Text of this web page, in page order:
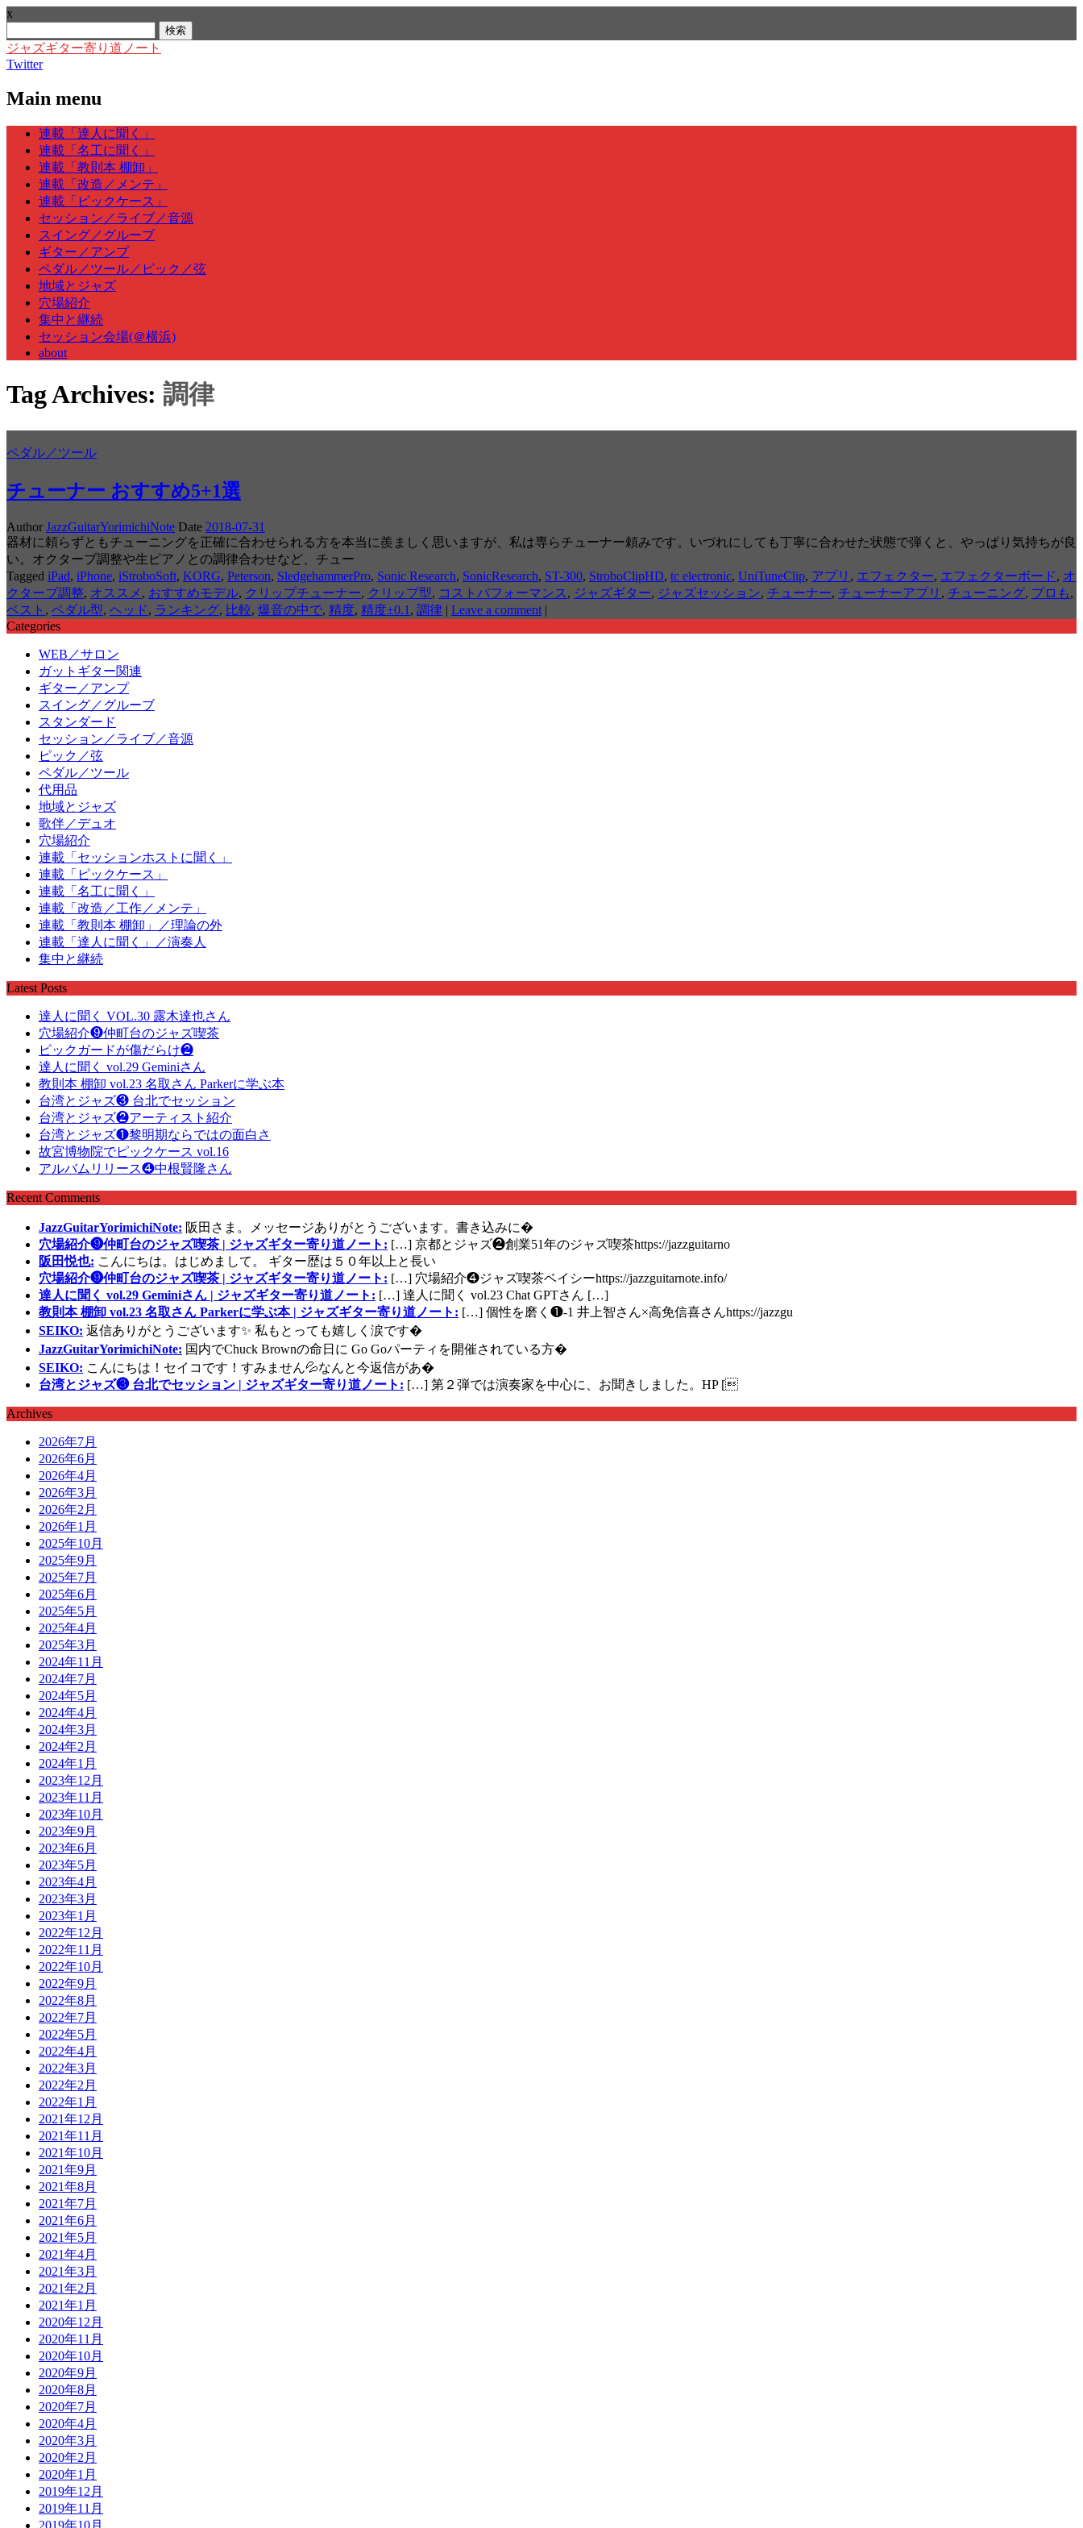
x
索:
ジャズギター寄り道ノート
Twitter
Main menu
Skip
content
連載「達人に聞く」
連載「名工に聞く」
連載「教則本 棚卸」
連載「改造／メンテ」
連載「ピックケース」
セッション／ライブ／音源
スイング／グルーブ
ギター／アンプ
ペダル／ツール／ピック／弦
地域とジャズ
穴場紹介
集中と継続
セッション会場(＠横浜)
about
Tag Archives: 調律
ペダル／ツール
チューナー おすすめ5+1選
Author JazzGuitarYorimichiNote Date 2018-07-31
器材に頼らずともチューニングを正確に合わせられる方を本当に羨ましく思いますが、私は専らチューナー頼みです。いづれにしても丁寧に合わせた状態で弾くと、やっぱり気持ちが良
い。オクターブ調整や生ピアノとの調律合わせなど、チュー
Tagged iPad, iPhone, iStroboSoft, KORG, Peterson, SledgehammerPro, Sonic Research, SonicResearch, ST-300, StroboClipHD, tc electronic, UniTuneClip, アプリ , エフェクター, エフェクターボード, オ
クターブ調整, オススメ , おすすめモデル, クリップチューナー, クリップ型, コストパフォーマンス , ジャズギター, ジャズセッション, チューナー, チューナーアプリ , チューニング, プロも,
ベスト , ペダル型, ヘッド, ランキング, 比較, 爆音の中で, 精度, 精度±0.1 , 調律 | Leave a comment |
Categories
WEB／サロン
ガットギター関連
ギター／アンプ
スイング／グルーブ
スタンダード
セッション／ライブ／音源
ピック／弦
ペダル／ツール
代用品
地域とジャズ
歌伴／デュオ
穴場紹介
連載「セッションホストに聞く」
連載「ピックケース」
連載「名工に聞く」
連載「改造／工作／メンテ」
連載「教則本 棚卸」／理論の外
連載「達人に聞く」／演奏人
集中と継続
Latest Posts
達人に聞く VOL.30 露木達也さん
穴場紹介❾仲町台のジャズ喫茶
ピックガードが傷だらけ❷
達人に聞く vol.29 Geminiさん
教則本 棚卸 vol.23 名取さん Parkerに学ぶ本
台湾とジャズ❸ 台北でセッション
台湾とジャズ❷アーティスト紹介
台湾とジャズ❶黎明期ならではの面白さ
故宮博物院でピックケース vol.16
アルバムリリース❹中根賢隆さん
Recent Comments
JazzGuitarYorimichiNote: 阪田さま。メッセージありがとうございます。書き込みに�
穴場紹介❾仲町台のジャズ喫茶 | ジャズギター寄り道ノート: […] 京都とジャズ❷創業51年のジャズ喫茶https://jazzguitarno
阪田悦也: こんにちは。はじめまして。 ギター歴は５０年以上と長い
穴場紹介❾仲町台のジャズ喫茶 | ジャズギター寄り道ノート: […] 穴場紹介❹ジャズ喫茶ベイシーhttps://jazzguitarnote.info/
達人に聞く vol.29 Geminiさん | ジャズギター寄り道ノート: […] 達人に聞く vol.23 Chat GPTさん […]
教則本 棚卸 vol.23 名取さん Parkerに学ぶ本 | ジャズギター寄り道ノート: […] 個性を磨く❶-1 井上智さん×高免信喜さんhttps://jazzgu
SEIKO: 返信ありがとうございます✨ 私もとっても嬉しく涙です�
JazzGuitarYorimichiNote: 国内でChuck Brownの命日に Go Goパーティを開催されている方�
SEIKO: こんにちは！セイコです！すみません💦なんと今返信があ�
台湾とジャズ❸ 台北でセッション | ジャズギター寄り道ノート: […] 第２弾では演奏家を中心に、お聞きしました。HP [
Archives
2026年7月
2026年6月
2026年4月
2026年3月
2026年2月
2026年1月
2025年10月
2025年9月
2025年7月
2025年6月
2025年5月
2025年4月
2025年3月
2024年11月
2024年7月
2024年5月
2024年4月
2024年3月
2024年2月
2024年1月
2023年12月
2023年11月
2023年10月
2023年9月
2023年6月
2023年5月
2023年4月
2023年3月
2023年1月
2022年12月
2022年11月
2022年10月
2022年9月
2022年8月
2022年7月
2022年5月
2022年4月
2022年3月
2022年2月
2022年1月
2021年12月
2021年11月
2021年10月
2021年9月
2021年8月
2021年7月
2021年6月
2021年5月
2021年4月
2021年3月
2021年2月
2021年1月
2020年12月
2020年11月
2020年10月
2020年9月
2020年8月
2020年7月
2020年4月
2020年3月
2020年2月
2020年1月
2019年12月
2019年11月
2019年10月